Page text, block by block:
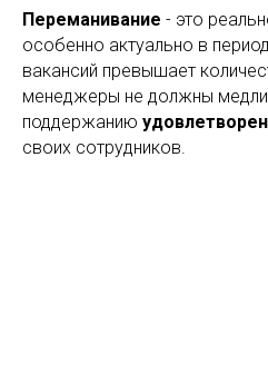
Переманивание - это
особенно актуально в
вакансий превышает
менеджеры не должны
поддержанию
своих сотрудников.